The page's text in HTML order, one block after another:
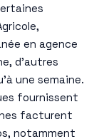
en agence
d’autres
une semaine.
fournissent
facturent
notamment